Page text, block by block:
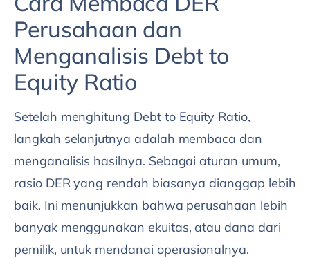
Perusahaan dan
Menganalisis Debt to
Equity Ratio
Setelah menghitung Debt to Equity Ratio,
langkah selanjutnya adalah membaca dan
menganalisis hasilnya. Sebagai aturan umum,
rasio DER yang rendah biasanya dianggap lebih
baik. Ini menunjukkan bahwa perusahaan lebih
banyak menggunakan ekuitas, atau dana dari
pemilik, untuk mendanai operasionalnya.